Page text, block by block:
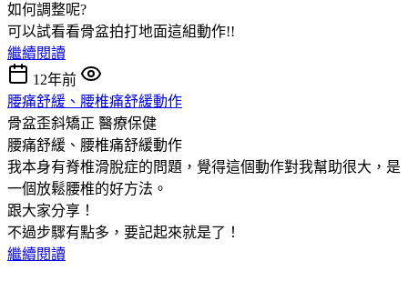
如何調整呢?
可以試看看骨盆拍打地面這組動作!!
繼續閱讀
12年前
腰痛舒緩、腰椎痛舒緩動作
骨盆歪斜矯正 醫療保健
腰痛舒緩、腰椎痛舒緩動作
我本身有脊椎滑脫症的問題，覺得這個動作對我幫助很大，是
一個放鬆腰椎的好方法。
跟大家分享！
不過步驟有點多，要記起來就是了！
繼續閱讀